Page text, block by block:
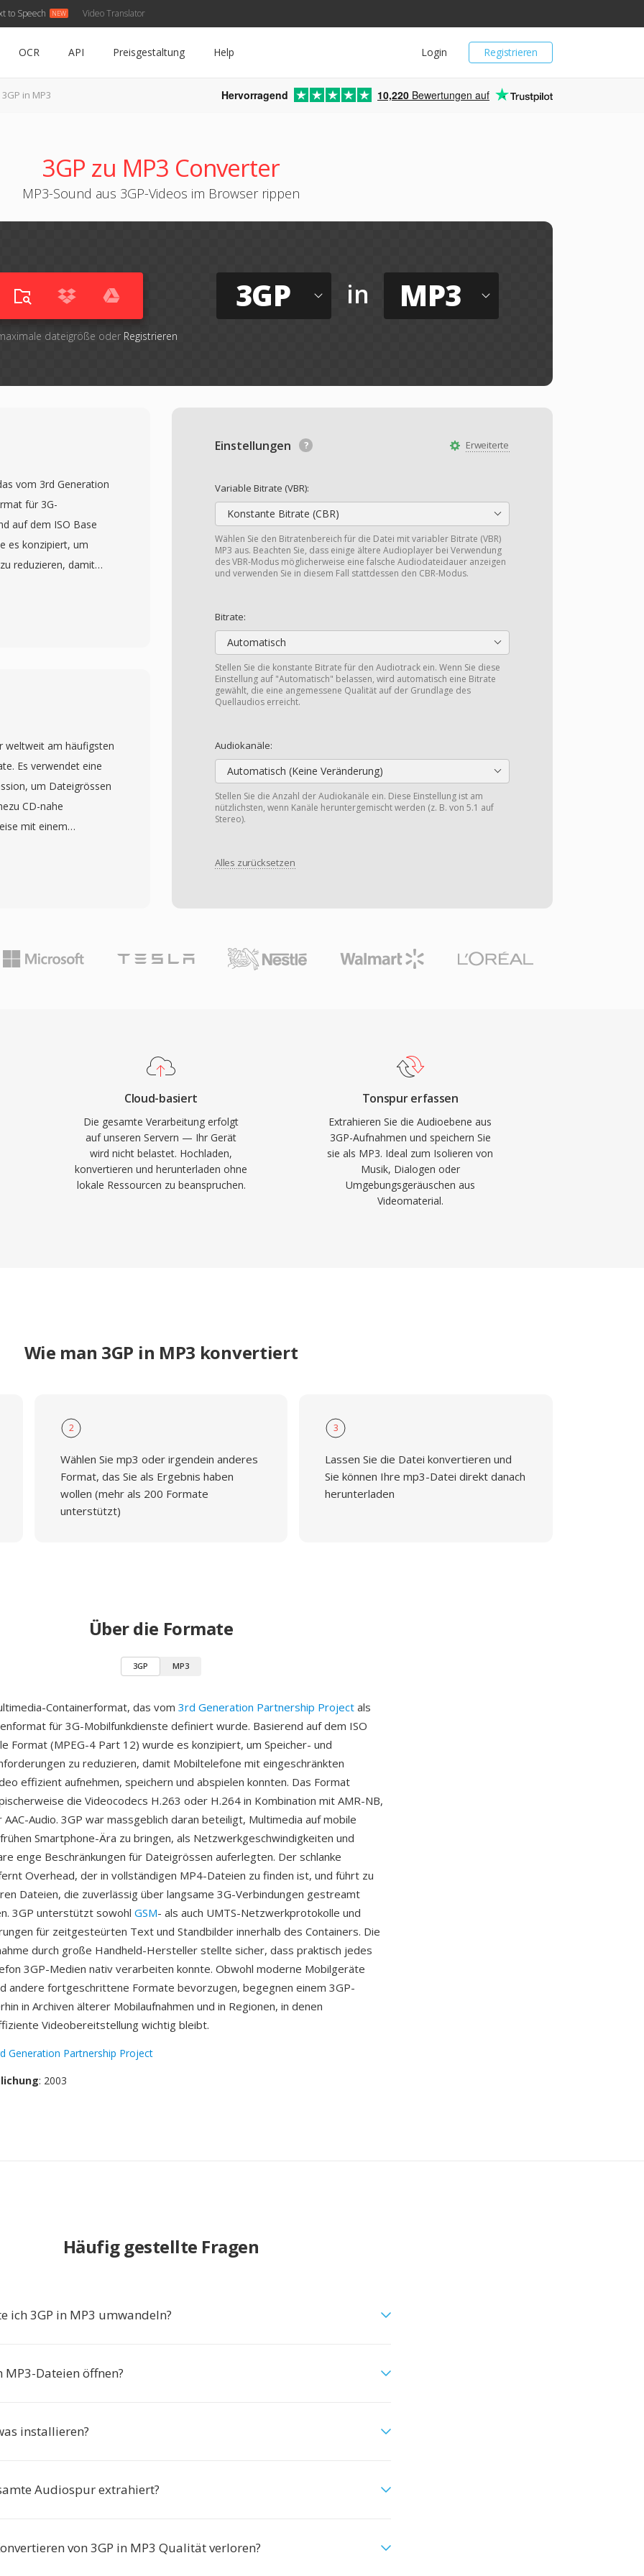
to Speech Video Translator
Registrieren
Login
OCR API Preisgestaltung Help
3GP in MP3 Hervorragend 10,220 Bewertungen auf
3GP zu MP3 Converter
MP3-Sound aus 3GP-Videos im Browser rippen
dateigröße oder Registrieren
3GP in MP3
Erweiterte
Einstellungen
Variable Bitrate (VBR):
Konstante Bitrate (CBR)
Wählen Sie den Bitratenbereich für die Datei mit variabler Bitrate (VBR)
MP3 aus. Beachten Sie, dass einige ältere Audioplayer bei Verwendung
des VBR-Modus möglicherweise eine falsche Audiodateidauer anzeigen
und verwenden Sie in diesem Fall stattdessen den CBR-Modus.
Bitrate:
Automatisch
Stellen Sie die konstante Bitrate für den Audiotrack ein. Wenn Sie diese
Einstellung auf "Automatisch" belassen, wird automatisch eine Bitrate
gewählt, die eine angemessene Qualität auf der Grundlage des
Quellaudios erreicht.
Audiokanäle:
Automatisch (Keine Veränderung)
Stellen Sie die Anzahl der Audiokanäle ein. Diese Einstellung ist am
nützlichsten, wenn Kanäle heruntergemischt werden (z. B. von 5.1 auf
Stereo).
Alles zurücksetzen
vom 3rd Generation
für 3G-
auf dem ISO Base
es konzipiert, um
reduzieren, damit
Video effizient
Der schlanke
MP4-Dateien zu
die zuverlässig
werden können. 3GP
und
und Standbilder
durch große
denen
bleibt.
weltweit am häufigsten
Es verwendet eine
um Dateigrössen
CD-nahe
mit einem
von der Fraunhofer-
breite
praktisch allen
Cloud-basiert
Die gesamte Verarbeitung erfolgt
auf unseren Servern — Ihr Gerät
wird nicht belastet. Hochladen,
konvertieren und herunterladen ohne
lokale Ressourcen zu beanspruchen.
Tonspur erfassen
Extrahieren Sie die Audioebene aus
3GP-Aufnahmen und speichern Sie
sie als MP3. Ideal zum Isolieren von
Musik, Dialogen oder
Umgebungsgeräuschen aus
Videomaterial.
Wie man 3GP in MP3 konvertiert
2
Wählen Sie mp3 oder irgendein anderes
Format, das Sie als Ergebnis haben
wollen (mehr als 200 Formate
unterstützt)
3
Lassen Sie die Datei konvertieren und
Sie können Ihre mp3-Datei direkt danach
herunterladen
Über die Formate
3GP MP3
Containerformat, das vom 3rd Generation Partnership Project als
für 3G-Mobilfunkdienste definiert wurde. Basierend auf dem ISO
Format (MPEG-4 Part 12) wurde es konzipiert, um Speicher- und
zu reduzieren, damit Mobiltelefone mit eingeschränkten
effizient aufnehmen, speichern und abspielen konnten. Das Format
die Videocodecs H.263 oder H.264 in Kombination mit AMR-NB,
AAC-Audio. 3GP war massgeblich daran beteiligt, Multimedia auf mobile
Smartphone-Ära zu bringen, als Netzwerkgeschwindigkeiten und
enge Beschränkungen für Dateigrössen auferlegten. Der schlanke
Overhead, der in vollständigen MP4-Dateien zu finden ist, und führt zu
Dateien, die zuverlässig über langsame 3G-Verbindungen gestreamt
3GP unterstützt sowohl GSM- als auch UMTS-Netzwerkprotokolle und
für zeitgesteürten Text und Standbilder innerhalb des Containers. Die
durch große Handheld-Hersteller stellte sicher, dass praktisch jedes
3GP-Medien nativ verarbeiten konnte. Obwohl moderne Mobilgeräte
andere fortgeschrittene Formate bevorzugen, begegnen einem 3GP-
in Archiven älterer Mobilaufnahmen und in Regionen, in denen
Videobereitstellung wichtig bleibt.
Generation Partnership Project
: 2003
Häufig gestellte Fragen
ich 3GP in MP3 umwandeln?
MP3-Dateien öffnen?
installieren?
Audiospur extrahiert?
von 3GP in MP3 Qualität verloren?